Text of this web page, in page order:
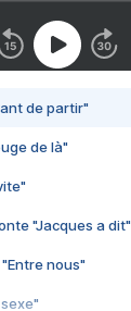
de partir"
de là"
"Jacques a dit"
nous"